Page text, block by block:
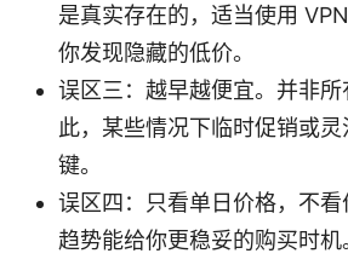
是真实存在的，适当使用
你发现隐藏的低价。
误区三：越早越便宜。并非
此，某些情况下临时促销或
键。
误区四：只看单日价格，不
趋势能给你更稳妥的购买时机